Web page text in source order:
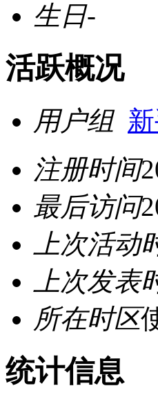
生日-
活跃概况
用户组
注册时间
最后访问
上次活动
上次发表
所在时区
统计信息